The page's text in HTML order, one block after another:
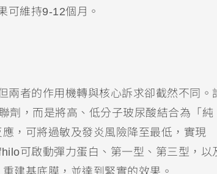
可維持9-12個月。
兩者的作用機轉與核心訴求卻截然不同。
劑，而是將高、低分子玻尿酸結合為「純
應，可將過敏及發炎風險降至最低，實現
可啟動彈力蛋白、第一型、第三型，以